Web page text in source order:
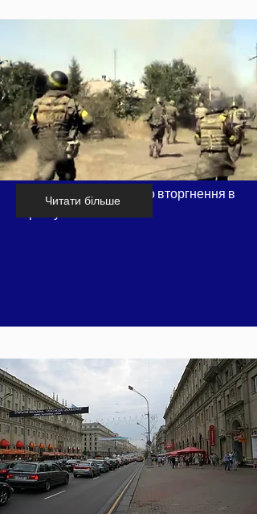
Хронологія російського вторгнення в
Читати більше